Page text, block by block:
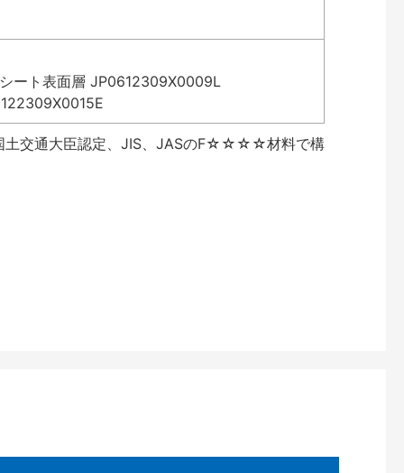
ート表面層 JP0612309X0009L
土交通大臣認定、JIS、JASのF☆☆☆☆材料で構